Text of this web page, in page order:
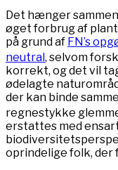
Det hænger sammen
øget forbrug af
på grund af FN’s
neutral, selvom
korrekt, og det vil
ødelagte
der kan binde
regnestykke
erstattes med
oprindelige folk, der